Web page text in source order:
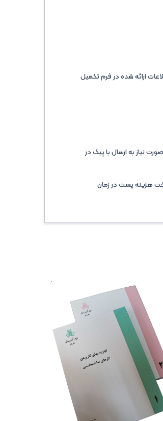
ارائه شده در فرم تکمیل
نیاز به ارسال با پیک در
هزینه پست در زمان